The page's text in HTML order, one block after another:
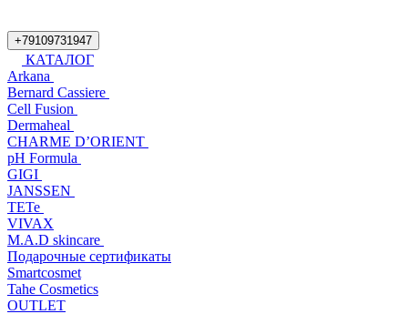
+79109731947
КАТАЛОГ
Arkana
Bernard Cassiere
Cell Fusion
Dermaheal
CHARME D’ORIENT
pH Formula
GIGI
JANSSEN
TETe
VIVAX
M.A.D skincare
Подарочные сертификаты
Smartcosmet
Tahe Cosmetics
OUTLET